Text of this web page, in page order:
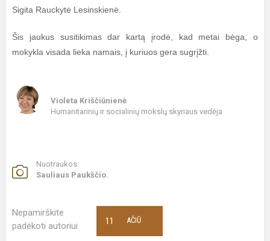
Sigita Rauckytė Lesinskienė.
Šis jaukus susitikimas dar kartą įrodė, kad metai bėga, o
mokykla visada lieka namais, į kuriuos gera sugrįžti.
Violeta Kriščiūnienė
Humanitarinių ir socialinių mokslų skyriaus vedėja
Nuotraukos:
Sauliaus Paukščio.
Nepamirškite
padėkoti autoriui
AČIŪ
11